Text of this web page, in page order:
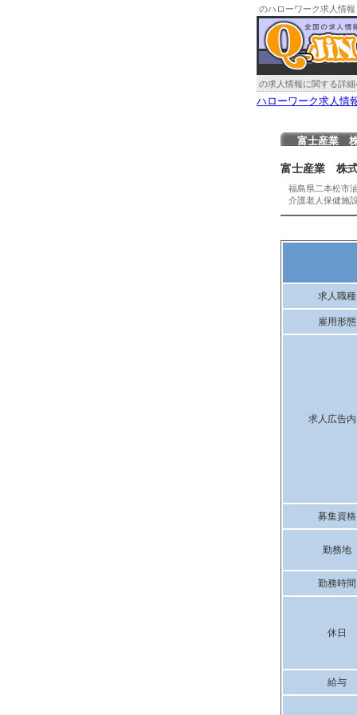
のハローワーク求人情報
の求人情報に関する詳細
ハローワーク求人情
富士産業
富士産業 株
福島県二本松市
介護老人保健施
求人職種
雇用形態
求人広告
募集資格
勤務地
勤務時間
休日
給与